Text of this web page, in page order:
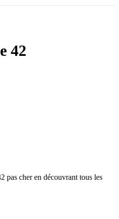
42
pas cher en découvrant tous les